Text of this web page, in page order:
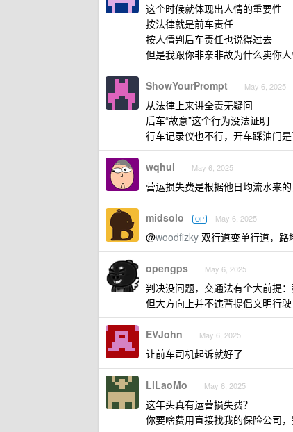
这个时候就体现出人情的重要性
按法律就是前车责任
按人情判后车责任也说得过去
但是我跟你非亲非故为什么卖你人
ShowYourPrompt May 6, 2025
从法律上来讲全责无疑问
后车“故意”这个行为没法证明
行车记录仪也不行，开车踩油门
wqhui May 6, 2025
营运损失费是根据他日均流水来
midsolo OP May 6, 2025
@woodfizky 双行道变单行道，路
opengps May 6, 2025
判决没问题，交通法有个大前提
但大方向上并不违背提倡文明行驶
EVJohn May 6, 2025
让前车司机起诉就好了
LiLaoMo May 6, 2025
这年头真有运营损失费？
你要啥费用直接找我的保险公司